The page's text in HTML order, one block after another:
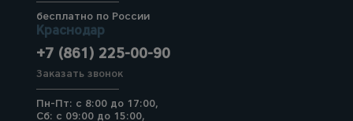
бесплатно по России
Краснодар
+7 (861) 225-00-90
Заказать звонок
Пн-Пт: с 8:00 до 17:00,
Сб: с 09:00 до 15:00,